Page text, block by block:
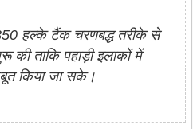
हल्के टैंक चरणबद्ध तरीके से
की ताकि पहाड़ी इलाकों में
किया जा सके।